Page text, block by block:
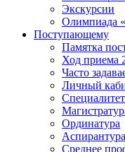
Экскурсии
Олимпиада
Поступающему
Памятка
Ход приема
Часто
Личный
Специалитет
Ординатура
Аспирантура
Среднее